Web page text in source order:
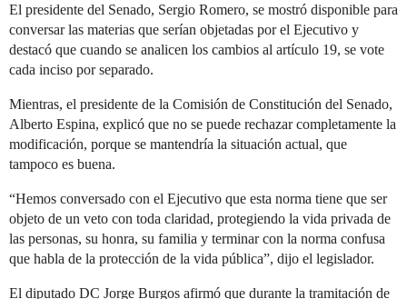
El presidente del Senado, Sergio Romero, se mostró disponible para
conversar las materias que serían objetadas por el Ejecutivo y
destacó que cuando se analicen los cambios al artículo 19, se vote
cada inciso por separado.
Mientras, el presidente de la Comisión de Constitución del Senado,
Alberto Espina, explicó que no se puede rechazar completamente la
modificación, porque se mantendría la situación actual, que
tampoco es buena.
“Hemos conversado con el Ejecutivo que esta norma tiene que ser
objeto de un veto con toda claridad, protegiendo la vida privada de
las personas, su honra, su familia y terminar con la norma confusa
que habla de la protección de la vida pública”, dijo el legislador.
El diputado DC Jorge Burgos afirmó que durante la tramitación de